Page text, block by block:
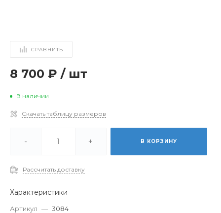
СРАВНИТЬ
8 700 ₽ / шт
В наличии
Скачать таблицу размеров
- + В КОРЗИНУ
Рассчитать доставку
Характеристики
Артикул — 3084